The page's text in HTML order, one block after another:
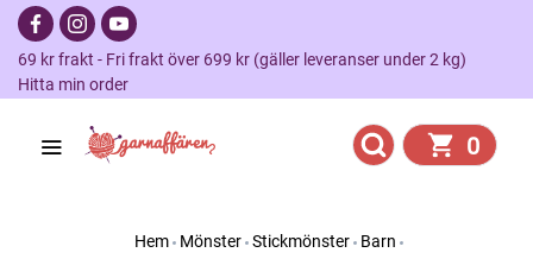
69 kr frakt - Fri frakt över 699 kr (gäller leveranser under 2 kg)
Hitta min order
0
Hem Mönster Stickmönster Barn